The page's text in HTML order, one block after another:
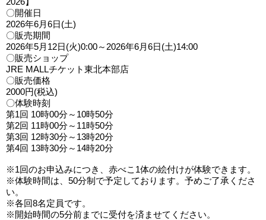
〇開催日
2026年6月6日(土)
〇販売期間
2026年5月12日(火)0:00～2026年6月6日(土)14:00
〇販売ショップ
JRE MALLチケット東北本部店
〇販売価格
2000円(税込)
〇体験時刻
第1回 10時00分～10時50分
第2回 11時00分～11時50分
第3回 12時30分～13時20分
第4回 13時30分～14時20分
※1回のお申込みにつき、赤べこ1体の絵付けが体験できます。
※体験時間は、50分制で予定しております。予めご了承くださ
い。
※各回8名定員です。
※開始時間の5分前までに受付を済ませてください。